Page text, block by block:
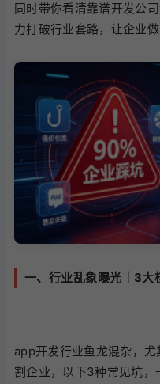
同时带你看清靠谱开发公
力打破行业套路，让企业
一、行业乱象曝光｜3大
app开发行业鱼龙混杂，
割企业，以下3种常见坑